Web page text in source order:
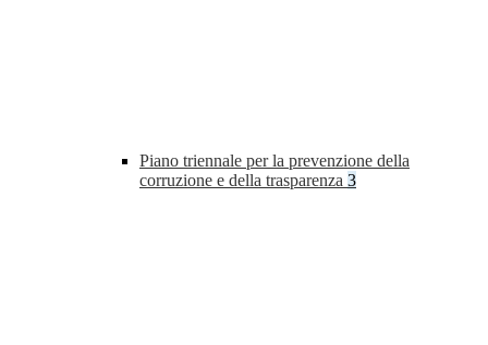
Piano triennale per la prevenzione della
corruzione e della trasparenza 3